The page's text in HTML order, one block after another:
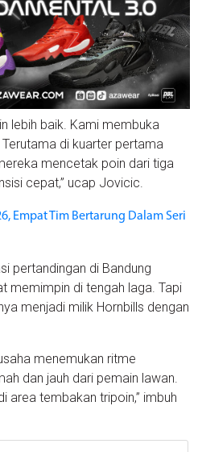
lebih baik. Kami membuka
di kuarter pertama
mencetak poin dari tiga
cepat,” ucap Jovicic.
Empat Tim Bertarung Dalam Seri
pertandingan di Bandung
memimpin di tengah laga. Tapi
menjadi milik Hornbills dengan
menemukan ritme
dan jauh dari pemain lawan.
area tembakan tripoin,” imbuh